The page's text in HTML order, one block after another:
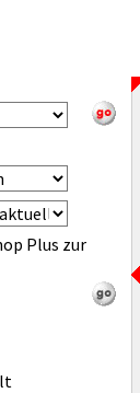
Plus zur